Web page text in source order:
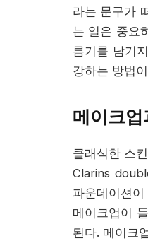
라는 문구가
는 일은 중요
름기를 남기
강하는 방법
메이크업
클래식한 스
Clarins
파운데이션
메이크업이
된다. 메이크